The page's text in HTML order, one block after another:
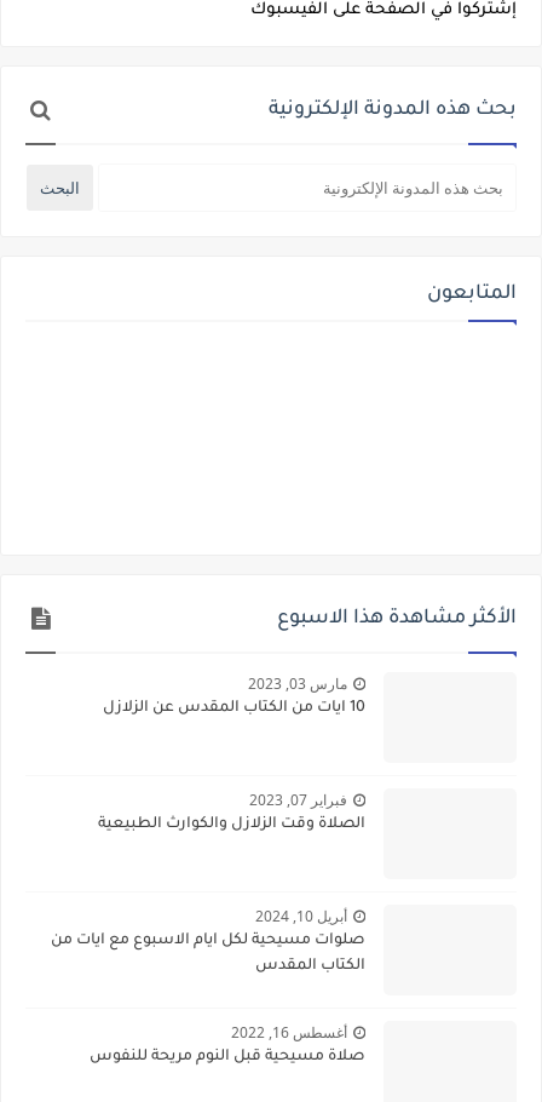
إشتركوا في الصفحة على الفيسبوك
بحث هذه المدونة الإلكترونية
المتابعون
الأكثر مشاهدة هذا الاسبوع
مارس 03, 2023
10 ايات من الكتاب المقدس عن الزلازل
فبراير 07, 2023
الصلاة وقت الزلازل والكوارث الطبيعية
أبريل 10, 2024
صلوات مسيحية لكل ايام الاسبوع مع ايات من
الكتاب المقدس
أغسطس 16, 2022
صلاة مسيحية قبل النوم مريحة للنفوس